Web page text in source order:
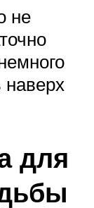
не
для